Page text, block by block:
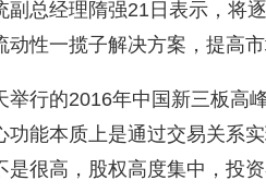
副总经理隋强21日表示，将
性一揽子解决方案，提高市
举行的2016年中国新三板高
功能本质上是通过交易关系
是很高，股权高度集中，投